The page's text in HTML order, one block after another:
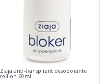
Ziaja anti-transpirant desodorante
roll-on 60ml